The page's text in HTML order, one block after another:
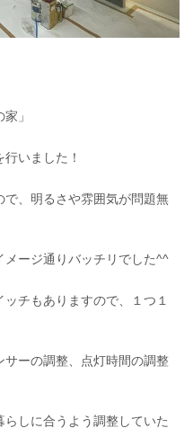
」
いました！
、明るさや雰囲気が問題無
ージ通りバッチリでした^^
チもありますので、１つ１
サーの調整、点灯時間の調整
しに合うよう調整していた